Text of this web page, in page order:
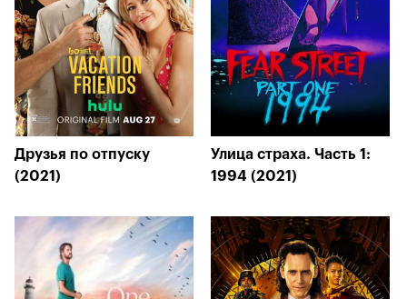
Друзья по отпуску
(2021)
Улица страха. Часть 1:
1994 (2021)